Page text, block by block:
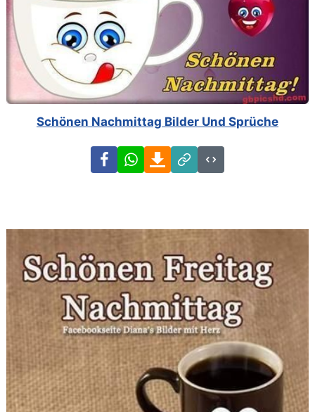
Schönen Nachmittag Bilder Und Sprüche
FacebookWhatsAppDownload
Link
Code